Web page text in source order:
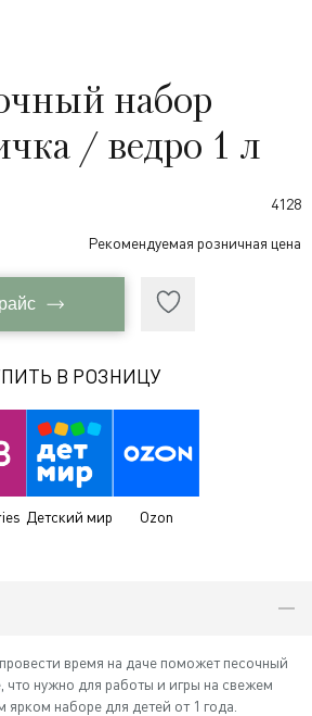
набор
/ ведро 1 л
4128
Рекомендуемая розничная цена
В РОЗНИЦУ
Детский мир Ozon
время на даче поможет песочный
что нужно для работы и игры на свежем
ярком наборе для детей от 1 года.